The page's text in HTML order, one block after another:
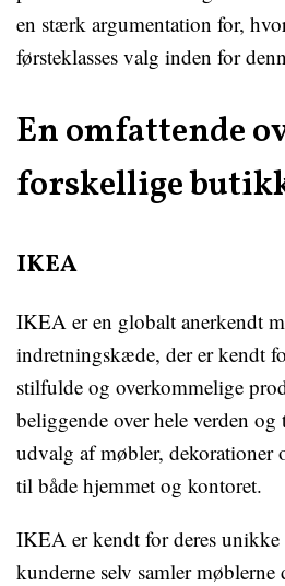
en stærk argumentation for,
førsteklasses valg inden for
En omfattende
forskellige
IKEA
IKEA er en globalt anerkendt
indretningskæde, der er kendt
stilfulde og overkommelige
beliggende over hele verden
udvalg af møbler, dekorationer
til både hjemmet og kontoret.
IKEA er kendt for deres
kunderne selv samler